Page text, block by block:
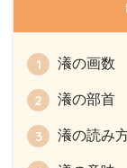
瀁の画数
瀁の部首
瀁の読み